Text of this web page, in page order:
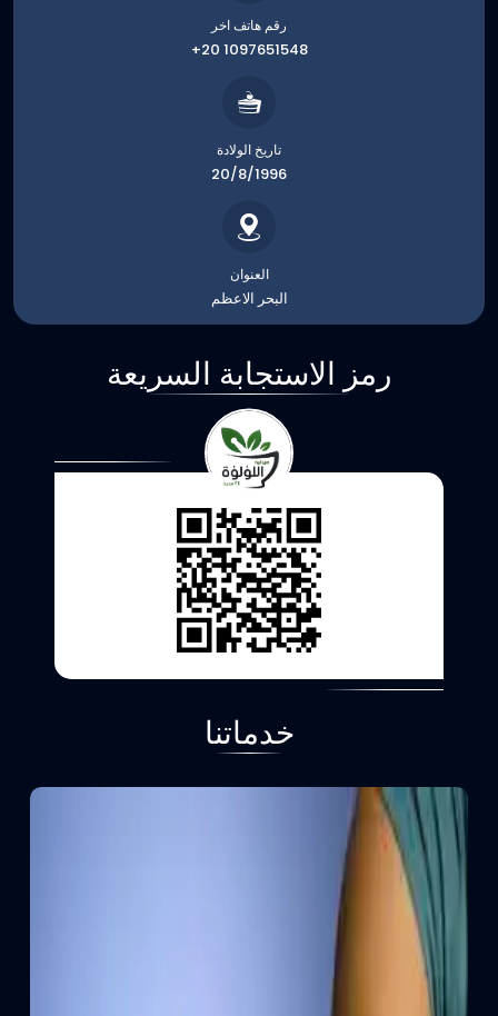
رقم هاتف اخر
+20 1097651548
تاريخ الولادة
20/8/1996
العنوان
البحر الاعظم
رمز الاستجابة السريعة
خدماتنا